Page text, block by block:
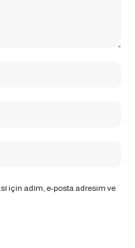
için adım, e-posta adresim ve